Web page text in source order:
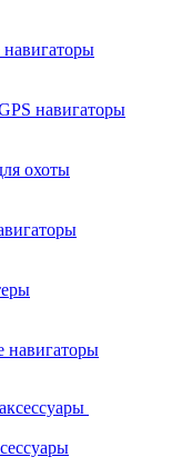
навигаторы
охоты